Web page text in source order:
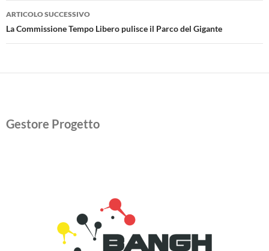
ARTICOLO SUCCESSIVO
La Commissione Tempo Libero pulisce il Parco del Gigante
Gestore Progetto